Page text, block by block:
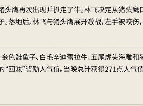
鹰再次出现并抓走了牛。林飞决定从猪头鹰
落地后，林飞与猪头鹰展开激战，左手被咬
色鲑鱼子、白毛辛迪蕾拉牛、五尾虎头海雕和
回味”奖励人气值。当晚总计获得271点人气